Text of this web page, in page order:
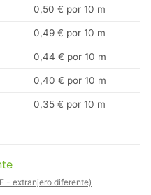
0,50 € por 10 m
0,49 € por 10 m
0,44 € por 10 m
0,40 € por 10 m
0,35 € por 10 m
- extranjero diferente)